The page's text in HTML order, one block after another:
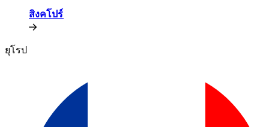
สิงคโปร์​​
ยุโรป​​